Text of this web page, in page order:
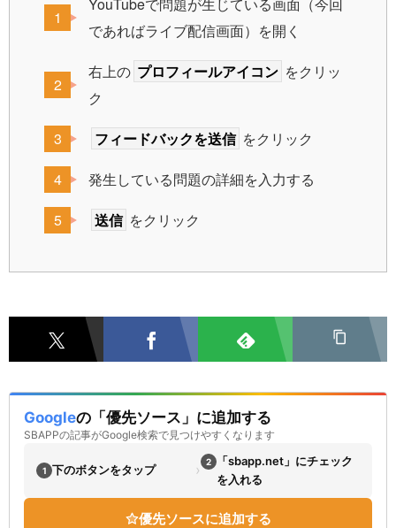
であればライブ配信画面）を開く
右上の プロフィールアイコン をクリッ
ク
フィードバックを送信 をクリック
発生している問題の詳細を入力する
送信 をクリック
Googleの「優先ソース」に追加する
SBAPPの記事がGoogle検索で見つけやすくなります
1 下のボタンをタップ › 2
「sbapp.net」にチェック
を入れる
優先ソースに追加する